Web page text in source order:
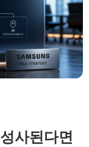
사된다면